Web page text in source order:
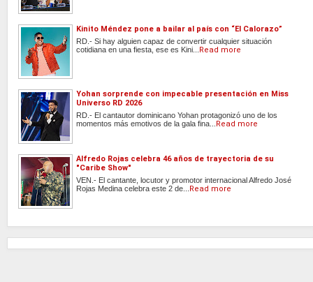
Kinito Méndez pone a bailar al país con “El Calorazo”
RD.- Si hay alguien capaz de convertir cualquier situación
cotidiana en una fiesta, ese es Kini...
Read more
Yohan sorprende con impecable presentación en Miss
Universo RD 2026
RD.- El cantautor dominicano Yohan protagonizó uno de los
momentos más emotivos de la gala fina...
Read more
Alfredo Rojas celebra 46 años de trayectoria de su
"Caribe Show"
VEN.- El cantante, locutor y promotor internacional Alfredo José
Rojas Medina celebra este 2 de...
Read more